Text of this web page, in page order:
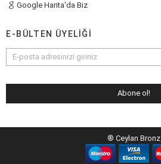
Google Harita'da Biz
E-BÜLTEN ÜYELIĞI
® Ceylan Bronz